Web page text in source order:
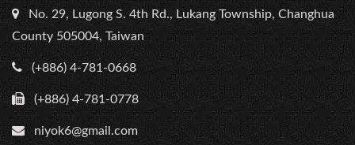
No. 29, Lugong S. 4th Rd., Lukang Township, Changhua
County 505004, Taiwan
(+886) 4-781-0668
(+886) 4-781-0778
niyok6@gmail.com